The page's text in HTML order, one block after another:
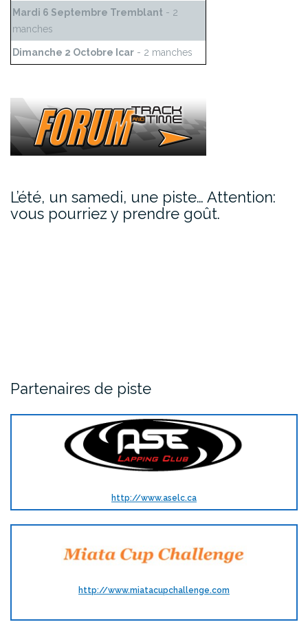
Mardi 6 Septembre Tremblant - 2
manches
Dimanche 2 Octobre Icar - 2 manches
L’été, un samedi, une piste… Attention:
vous pourriez y prendre goût.
Partenaires de piste
http://www.aselc.ca
http://www.miatacupchallenge.com